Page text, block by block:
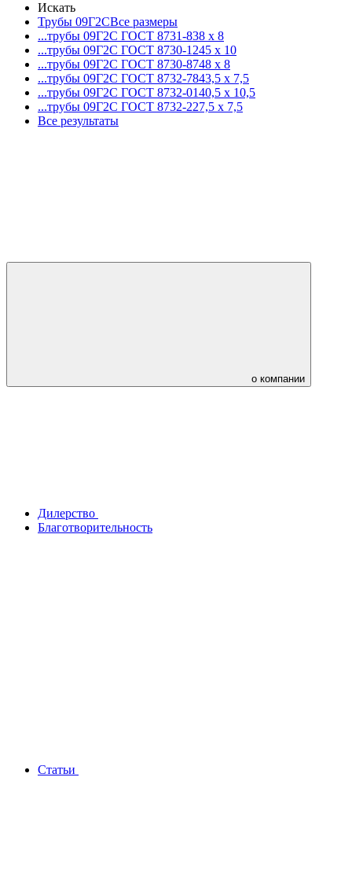
Искать
Трубы 09Г2СВсе размеры
...трубы 09Г2С ГОСТ 8731-838 x 8
...трубы 09Г2С ГОСТ 8730-1245 x 10
...трубы 09Г2С ГОСТ 8730-8748 x 8
...трубы 09Г2С ГОСТ 8732-7843,5 x 7,5
...трубы 09Г2С ГОСТ 8732-0140,5 x 10,5
...трубы 09Г2С ГОСТ 8732-227,5 x 7,5
Все результаты
о компании
Дилерство
Благотворительность
Статьи